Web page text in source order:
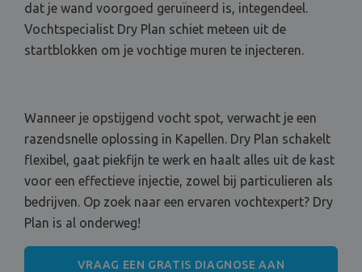
dat je wand voorgoed geruïneerd is, integendeel.
Vochtspecialist Dry Plan schiet meteen uit de
startblokken om je vochtige muren te injecteren.
Wanneer je opstijgend vocht spot, verwacht je een
razendsnelle oplossing in Kapellen. Dry Plan schakelt
flexibel, gaat piekfijn te werk en haalt alles uit de kast
voor een effectieve injectie, zowel bij particulieren als
bedrijven. Op zoek naar een ervaren vochtexpert? Dry
Plan is al onderweg!
VRAAG EEN GRATIS DIAGNOSE AAN